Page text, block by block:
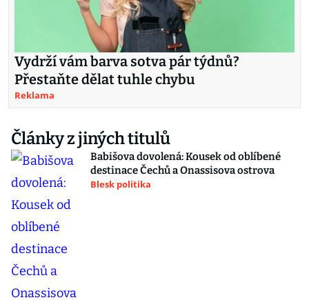
Vydrží vám barva sotva pár týdnů?
Přestaňte dělat tuhle chybu
Reklama
Články z jiných titulů
Babišova dovolená: Kousek od oblíbené
destinace Čechů a Onassisova ostrova
Blesk politika